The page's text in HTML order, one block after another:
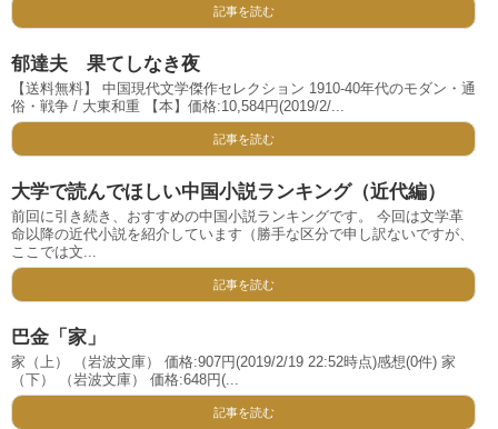
記事を読む
郁達夫 果てしなき夜
【送料無料】 中国現代文学傑作セレクション 1910‐40年代のモダン・通
俗・戦争 / 大東和重 【本】価格:10,584円(2019/2/...
記事を読む
大学で読んでほしい中国小説ランキング（近代編）
前回に引き続き、おすすめの中国小説ランキングです。 今回は文学革
命以降の近代小説を紹介しています（勝手な区分で申し訳ないですが、
ここでは文...
記事を読む
巴金「家」
家（上） （岩波文庫） 価格:907円(2019/2/19 22:52時点)感想(0件) 家
（下） （岩波文庫） 価格:648円(...
記事を読む